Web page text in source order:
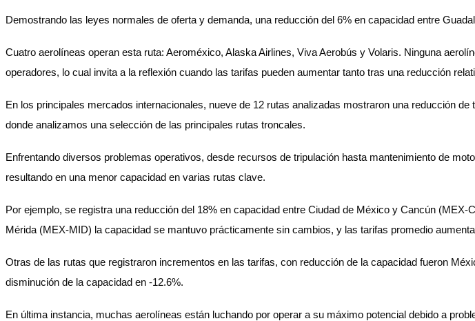
Demostrando las leyes normales de oferta y demanda, una reducción del 6% en capacidad entre
Cuatro aerolíneas operan esta ruta: Aeroméxico, Alaska Airlines, Viva Aerobús y Volaris. Ninguna
operadores, lo cual invita a la reflexión cuando las tarifas pueden aumentar tanto tras una reducción
En los principales mercados internacionales, nueve de 12 rutas analizadas mostraron una reducción
donde analizamos una selección de las principales rutas troncales.
Enfrentando diversos problemas operativos, desde recursos de tripulación hasta mantenimiento de
resultando en una menor capacidad en varias rutas clave.
Por ejemplo, se registra una reducción del 18% en capacidad entre Ciudad de México y Cancún
Mérida (MEX-MID) la capacidad se mantuvo prácticamente sin cambios, y las tarifas promedio
Otras de las rutas que registraron incrementos en las tarifas, con reducción de la capacidad fueron
disminución de la capacidad en -12.6%.
En última instancia, muchas aerolíneas están luchando por operar a su máximo potencial debido a